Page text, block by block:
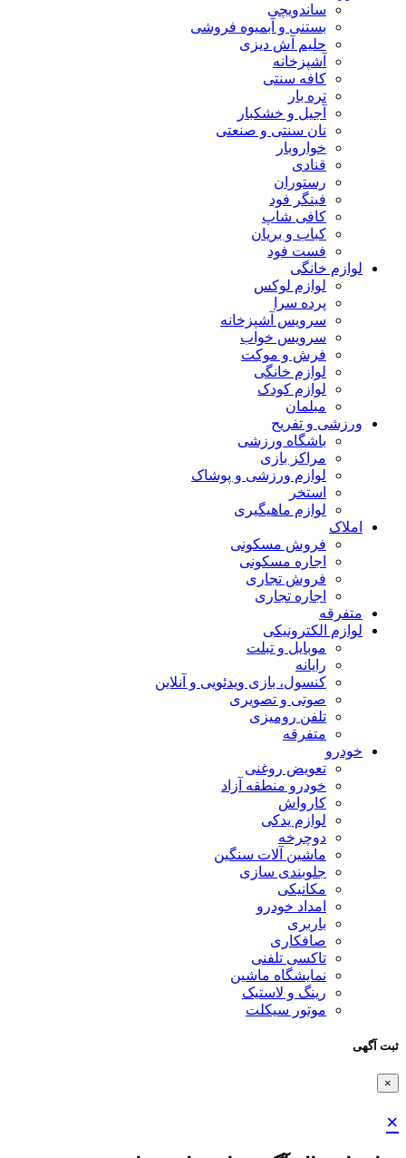
ساندویچی
بستنی و آبمیوه فروشی
حلیم آش دیزی
آشپزخانه
کافه سنتی
تره بار
آجیل و خشکبار
نان سنتی و صنعتی
خواروبار
قنادی
رستوران
فینگر فود
کافی شاپ
کباب و بریان
فست فود
لوازم خانگی
لوازم لوکس
پرده سرا
سرویس آشپزخانه
سرویس خواب
فرش و موکت
لوازم خانگی
لوازم کودک
مبلمان
ورزشی و تفریح
باشگاه ورزشی
مراکز بازی
لوازم ورزشی و پوشاک
استخر
لوازم ماهیگیری
املاک
فروش مسکونی
اجاره مسکونی
فروش تجاری
اجاره تجاری
متفرقه
لوازم الکترونیکی
موبایل و تبلت
رایانه
کنسول، بازی‌ ویدئویی و آنلاین
صوتی و تصویری
تلفن رومیزی
متفرقه
خودرو
تعویض روغنی
خودرو منطقه آزاد
کارواش
لوازم یدکی
دوچرخه
ماشین آلات سنگین
جلوبندی سازی
مکانیکی
امداد خودرو
باربری
صافکاری
تاکسی تلفنی
نمایشگاه ماشین
رینگ و لاستیک
موتور سیکلت
ثبت آگهی
×
×